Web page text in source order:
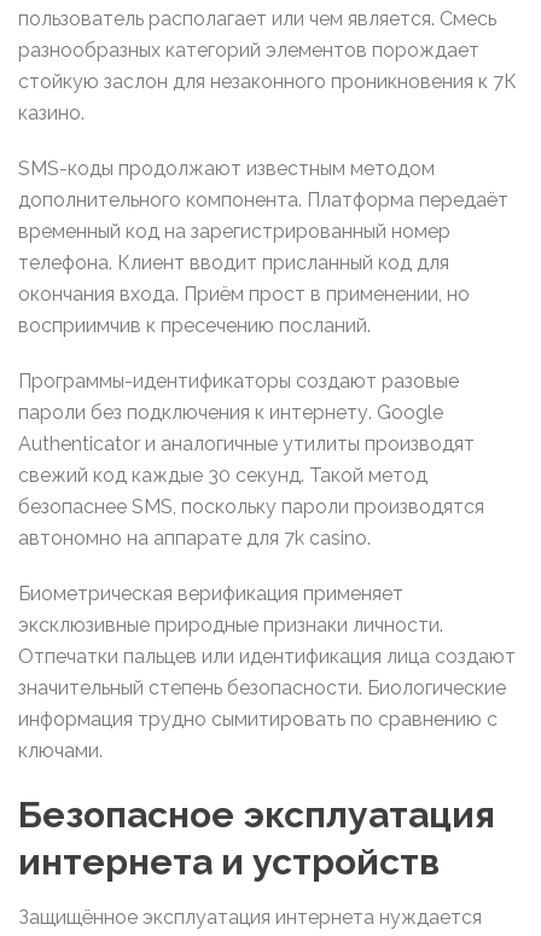
пользователь располагает или чем является. Смесь
разнообразных категорий элементов порождает
стойкую заслон для незаконного проникновения к 7К
казино.
SMS-коды продолжают известным методом
дополнительного компонента. Платформа передаёт
временный код на зарегистрированный номер
телефона. Клиент вводит присланный код для
окончания входа. Приём прост в применении, но
восприимчив к пресечению посланий.
Программы-идентификаторы создают разовые
пароли без подключения к интернету. Google
Authenticator и аналогичные утилиты производят
свежий код каждые 30 секунд. Такой метод
безопаснее SMS, поскольку пароли производятся
автономно на аппарате для 7k casino.
Биометрическая верификация применяет
эксклюзивные природные признаки личности.
Отпечатки пальцев или идентификация лица создают
значительный степень безопасности. Биологические
информация трудно сымитировать по сравнению с
ключами.
Безопасное эксплуатация
интернета и устройств
Защищённое эксплуатация интернета нуждается